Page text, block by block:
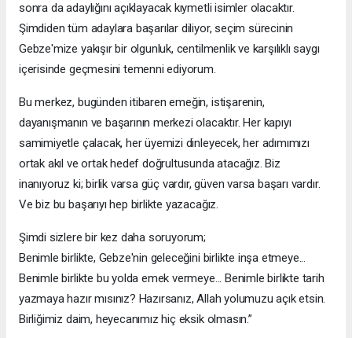
sonra da adaylığını açıklayacak kıymetli isimler olacaktır.
Şimdiden tüm adaylara başarılar diliyor, seçim sürecinin
Gebze'mize yakışır bir olgunluk, centilmenlik ve karşılıklı saygı
içerisinde geçmesini temenni ediyorum.
Bu merkez, bugünden itibaren emeğin, istişarenin,
dayanışmanın ve başarının merkezi olacaktır. Her kapıyı
samimiyetle çalacak, her üyemizi dinleyecek, her adımımızı
ortak akıl ve ortak hedef doğrultusunda atacağız. Biz
inanıyoruz ki; birlik varsa güç vardır, güven varsa başarı vardır.
Ve biz bu başarıyı hep birlikte yazacağız.
Şimdi sizlere bir kez daha soruyorum;
Benimle birlikte, Gebze'nin geleceğini birlikte inşa etmeye...
Benimle birlikte bu yolda emek vermeye... Benimle birlikte tarih
yazmaya hazır mısınız? Hazırsanız, Allah yolumuzu açık etsin.
Birliğimiz daim, heyecanımız hiç eksik olmasın.”